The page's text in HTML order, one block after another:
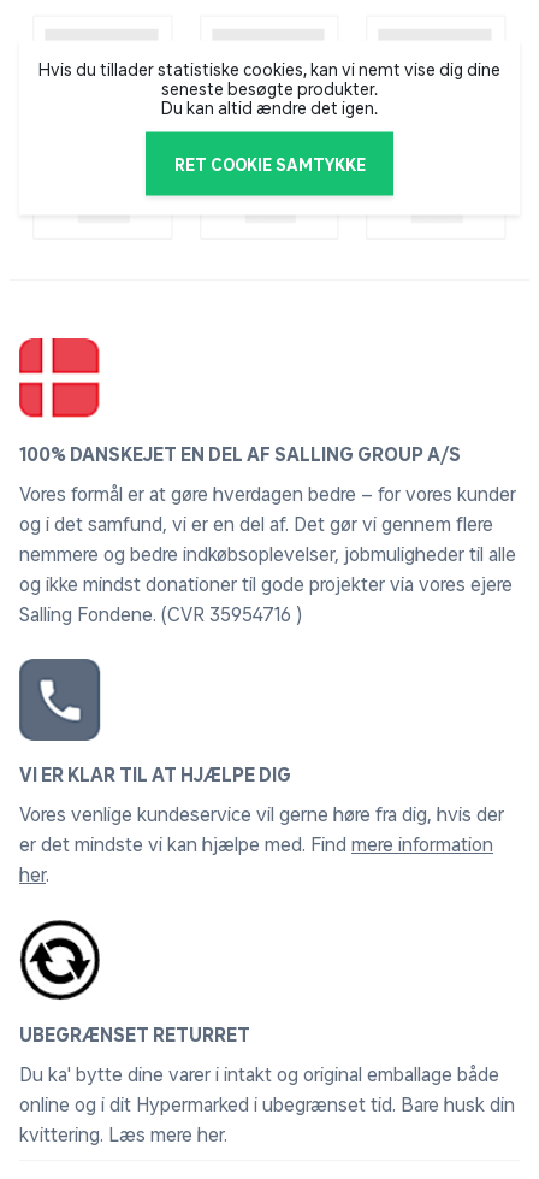
Hvis du tillader statistiske cookies, kan vi nemt vise dig dine
seneste besøgte produkter.
Du kan altid ændre det igen.
RET COOKIE SAMTYKKE
100% DANSKEJET EN DEL AF SALLING GROUP A/S
Vores formål er at gøre hverdagen bedre – for vores kunder
og i det samfund, vi er en del af. Det gør vi gennem flere
nemmere og bedre indkøbsoplevelser, jobmuligheder til alle
og ikke mindst donationer til gode projekter via vores ejere
Salling Fondene. (CVR 35954716 )
VI ER KLAR TIL AT HJÆLPE DIG
Vores venlige kundeservice vil gerne høre fra dig, hvis der
er det mindste vi kan hjælpe med. Find mere information
her.
UBEGRÆNSET RETURRET
Du ka' bytte dine varer i intakt og original emballage både
online og i dit Hypermarked i ubegrænset tid. Bare husk din
kvittering. Læs mere her.